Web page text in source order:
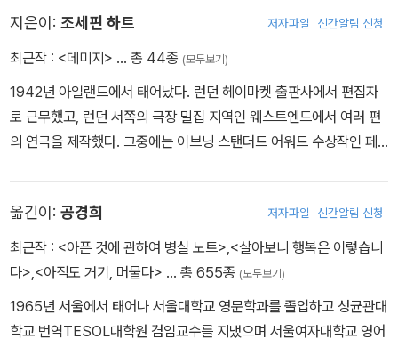
지은이: 조세핀 하트 저자파일 신간알림 신청
최근작 : <데미지> … 총 44종 (모두보기)
1942년 아일랜드에서 태어났다. 런던 헤이마켓 출판사에서 편집자
로 근무했고, 런던 서쪽의 극장 밀집 지역인 웨스트엔드에서 여러 편
의 연극을 제작했다. 그중에는 이브닝 스탠더드 어워드 수상작인 페
계의 거물이자 마거릿 대처 총리 공보 담당이었던 모리스 사치와 결
혼 후 두 자녀를 두었으며, 2011년 지병으로 세상을 떠났다. 『데미
지』는 그녀의 데뷔작으로, 루이 말 감독이 제레미 아이언스와 줄리엣
었다. 저서로는 『죄』, 『가장 고요한 날』, 『망각』, 『사랑에 관한 진실』
옮긴이: 공경희 저자파일 신간알림 신청
최근작 : <아픈 것에 관하여 병실 노트> <살아보니 행복은 이렇습니
다> <아직도 거기, 머물다> … 총 655종 (모두보기)
1965년 서울에서 태어나 서울대학교 영문학과를 졸업하고 성균관대
학교 번역TESOL대학원 겸임교수를 지냈으며 서울여자대학교 영어